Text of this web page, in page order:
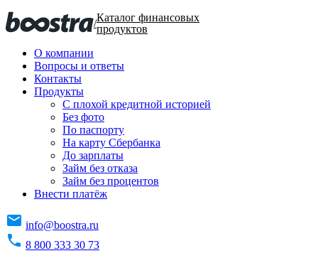
/Каталог финансовых
продуктов
О компании
Вопросы и ответы
Контакты
Продукты
C плохой кредитной историей
Без фото
По паспорту
На карту Сбербанка
До зарплаты
Займ без отказа
Займ без процентов
Внести платёж
info@boostra.ru
8 800 333 30 73